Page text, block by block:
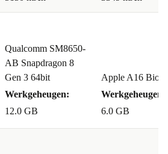
DE CAMERA BIJ
vangen elk moment haarscherp,
Ideaal voor zowel
spontane snapshots.
Qualcomm SM8650-
AB Snapdragon 8
Gen 3 64bit
Werkgeheugen:
12.0 GB
Apple A16
Werkgeheugen:
6.0 GB